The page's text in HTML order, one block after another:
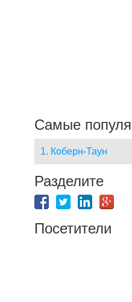
Самые
1. Коберн-Таун
Разделите
Посетители